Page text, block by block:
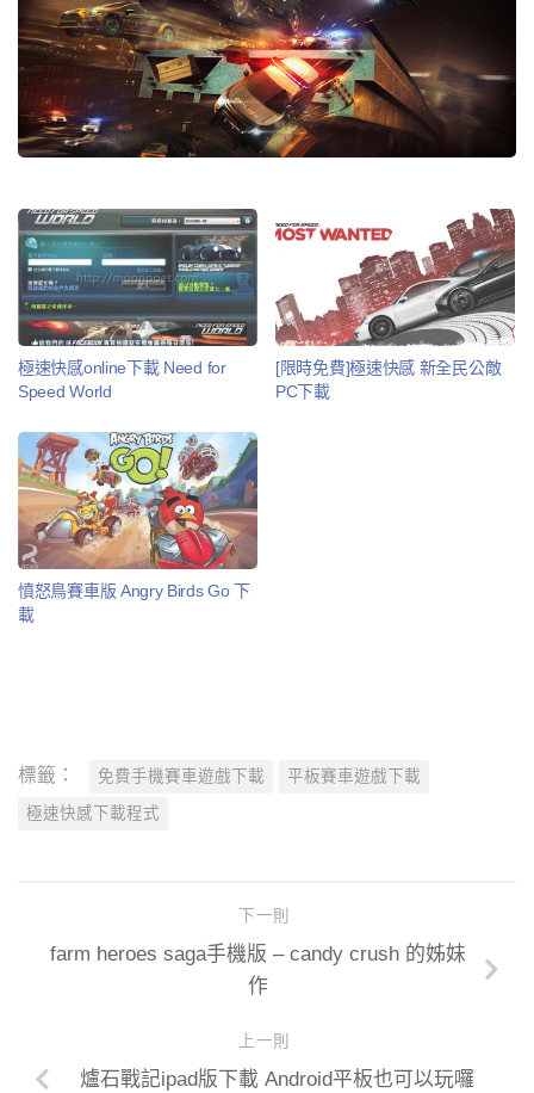
極速快感online下載 Need for
Speed World
[限時免費]極速快感 新全民公敵
PC下載
憤怒鳥賽車版 Angry Birds Go 下
載
標籤： 免費手機賽車遊戲下載 平板賽車遊戲下載
極速快感下載程式
下一則
farm heroes saga手機版 – candy crush 的姊妹
作
上一則
爐石戰記ipad版下載 Android平板也可以玩囉